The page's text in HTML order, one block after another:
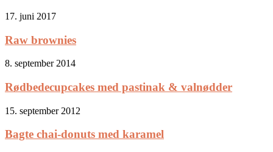
17. juni 2017
Raw brownies
8. september 2014
Rødbedecupcakes med pastinak & valnødder
15. september 2012
Bagte chai-donuts med karamel